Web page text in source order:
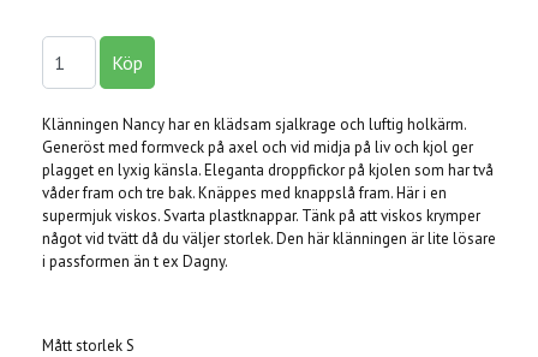
Klänningen Nancy har en klädsam sjalkrage och luftig holkärm.
Generöst med formveck på axel och vid midja på liv och kjol ger
plagget en lyxig känsla. Eleganta droppfickor på kjolen som har två
våder fram och tre bak. Knäppes med knappslå fram. Här i en
supermjuk viskos. Svarta plastknappar. Tänk på att viskos krymper
något vid tvätt då du väljer storlek. Den här klänningen är lite lösare
i passformen än t ex Dagny.
Mått storlek S